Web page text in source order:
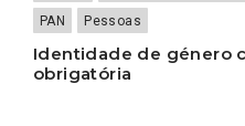
PAN
Pessoas
Identidade de género
obrigatória